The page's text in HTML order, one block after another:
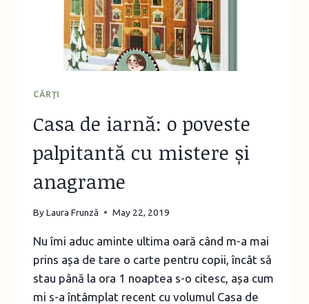
SATIRICE
PENTRU
COPII
CĂRŢI
Casa de iarnă: o poveste
palpitantă cu mistere și
anagrame
ByLaura Frunză May 22, 2019
Nu îmi aduc aminte ultima oară când m-a mai
prins așa de tare o carte pentru copii, încât să
stau până la ora 1 noaptea s-o citesc, așa cum
mi s-a întâmplat recent cu volumul Casa de